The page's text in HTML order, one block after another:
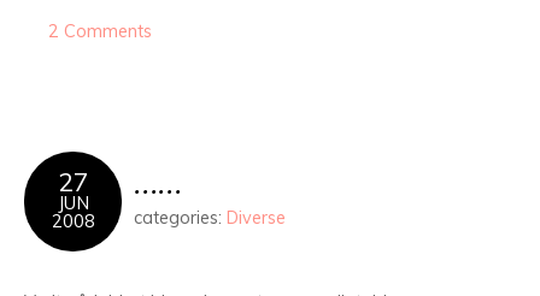
2 Comments
27
JUN
2008
……
categories: Diverse